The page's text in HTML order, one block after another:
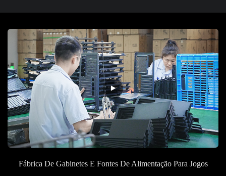
Fábrica De Gabinetes E Fontes De Alimentação Para Jogos